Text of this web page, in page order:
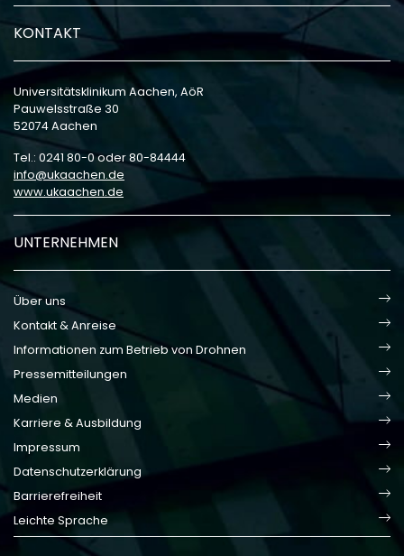
KONTAKT
Universitätsklinikum Aachen, AöR
Pauwelsstraße 30
52074 Aachen
Tel.: 0241 80-0 oder 80-84444
info
ukaachen de
www.ukaachen.de
UNTERNEHMEN
Über uns
Kontakt & Anreise
Informationen zum Betrieb von Drohnen
Pressemitteilungen
Medien
Karriere & Ausbildung
Impressum
Datenschutzerklärung
Barrierefreiheit
Leichte Sprache